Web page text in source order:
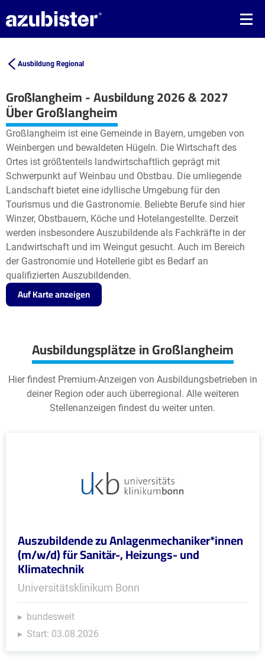
Ausbildung Regional
Großlangheim - Ausbildung 2026 & 2027
+
−
Leaflet| ©OpenStreetMap2contributors
Über Großlangheim
Großlangheim ist eine Gemeinde in Bayern, umgeben von
Weinbergen und bewaldeten Hügeln. Die Wirtschaft des
Ortes ist größtenteils landwirtschaftlich geprägt mit
Schwerpunkt auf Weinbau und Obstbau. Die umliegende
Landschaft bietet eine idyllische Umgebung für den
Tourismus und die Gastronomie. Beliebte Berufe sind hier
Winzer, Obstbauern, Köche und Hotelangestellte. Derzeit
werden insbesondere Auszubildende als Fachkräfte in der
Landwirtschaft und im Weingut gesucht. Auch im Bereich
der Gastronomie und Hotellerie gibt es Bedarf an
qualifizierten Auszubildenden.
Auf Karte anzeigen
Ausbildungsplätze in Großlangheim
Hier findest Premium-Anzeigen von Ausbildungsbetrieben in
deiner Region oder auch überregional. Alle weiteren
Stellenanzeigen findest du weiter unten.
Auszubildende zu Anlagenmechaniker*innen
(m/w/d) für Sanitär-, Heizungs- und
Klimatechnik
Universitätsklinikum Bonn
bundesweit
Start: 03.08.2026